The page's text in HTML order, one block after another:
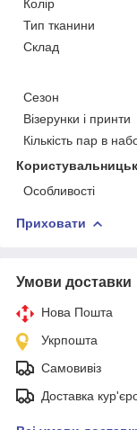
Колір
Тип тканини
Склад
Сезон
Візерунки і принти
Кількість пар в
Особливості
Приховати
Умови доставки
Нова Пошта
Укрпошта
Самовивіз
Доставка